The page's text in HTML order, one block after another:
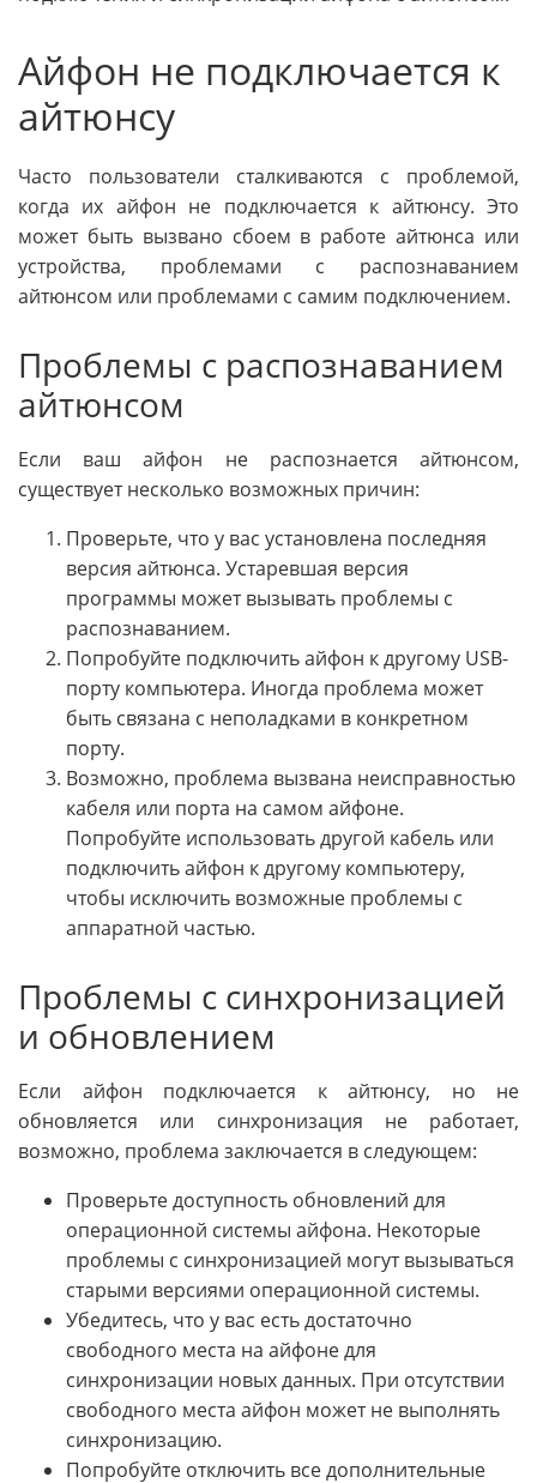
Айфон не подключается к
айтюнсу
Часто пользователи сталкиваются с проблемой,
когда их айфон не подключается к айтюнсу. Это
может быть вызвано сбоем в работе айтюнса или
устройства, проблемами с распознаванием
айтюнсом или проблемами с самим подключением.
Проблемы с распознаванием
айтюнсом
Если ваш айфон не распознается айтюнсом,
существует несколько возможных причин:
Проверьте, что у вас установлена последняя
версия айтюнса. Устаревшая версия
программы может вызывать проблемы с
распознаванием.
Попробуйте подключить айфон к другому USB-
порту компьютера. Иногда проблема может
быть связана с неполадками в конкретном
порту.
Возможно, проблема вызвана неисправностью
кабеля или порта на самом айфоне.
Попробуйте использовать другой кабель или
подключить айфон к другому компьютеру,
чтобы исключить возможные проблемы с
аппаратной частью.
Проблемы с синхронизацией
и обновлением
Если айфон подключается к айтюнсу, но не
обновляется или синхронизация не работает,
возможно, проблема заключается в следующем:
Проверьте доступность обновлений для
операционной системы айфона. Некоторые
проблемы с синхронизацией могут вызываться
старыми версиями операционной системы.
Убедитесь, что у вас есть достаточно
свободного места на айфоне для
синхронизации новых данных. При отсутствии
свободного места айфон может не выполнять
синхронизацию.
Попробуйте отключить все дополнительные